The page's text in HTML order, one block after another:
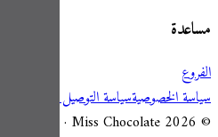
مساعدة
الفروع
سياسة الخصوصيةسياسة التوصيل والإلغاء
© 2026 Miss Chocolate · جميع الحقوق محفوظة.